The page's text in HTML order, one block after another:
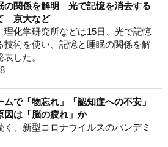
の関係を解明 光で記憶を消去する
京大など
理化学研究所などは15日、光で記憶
技術を使い、記憶と睡眠の関係を解
した。
ムで「物忘れ」「認知症への不安」
は「脳の疲れ」か
く、新型コロナウイルスのパンデミ